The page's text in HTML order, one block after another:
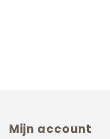
Mijn account